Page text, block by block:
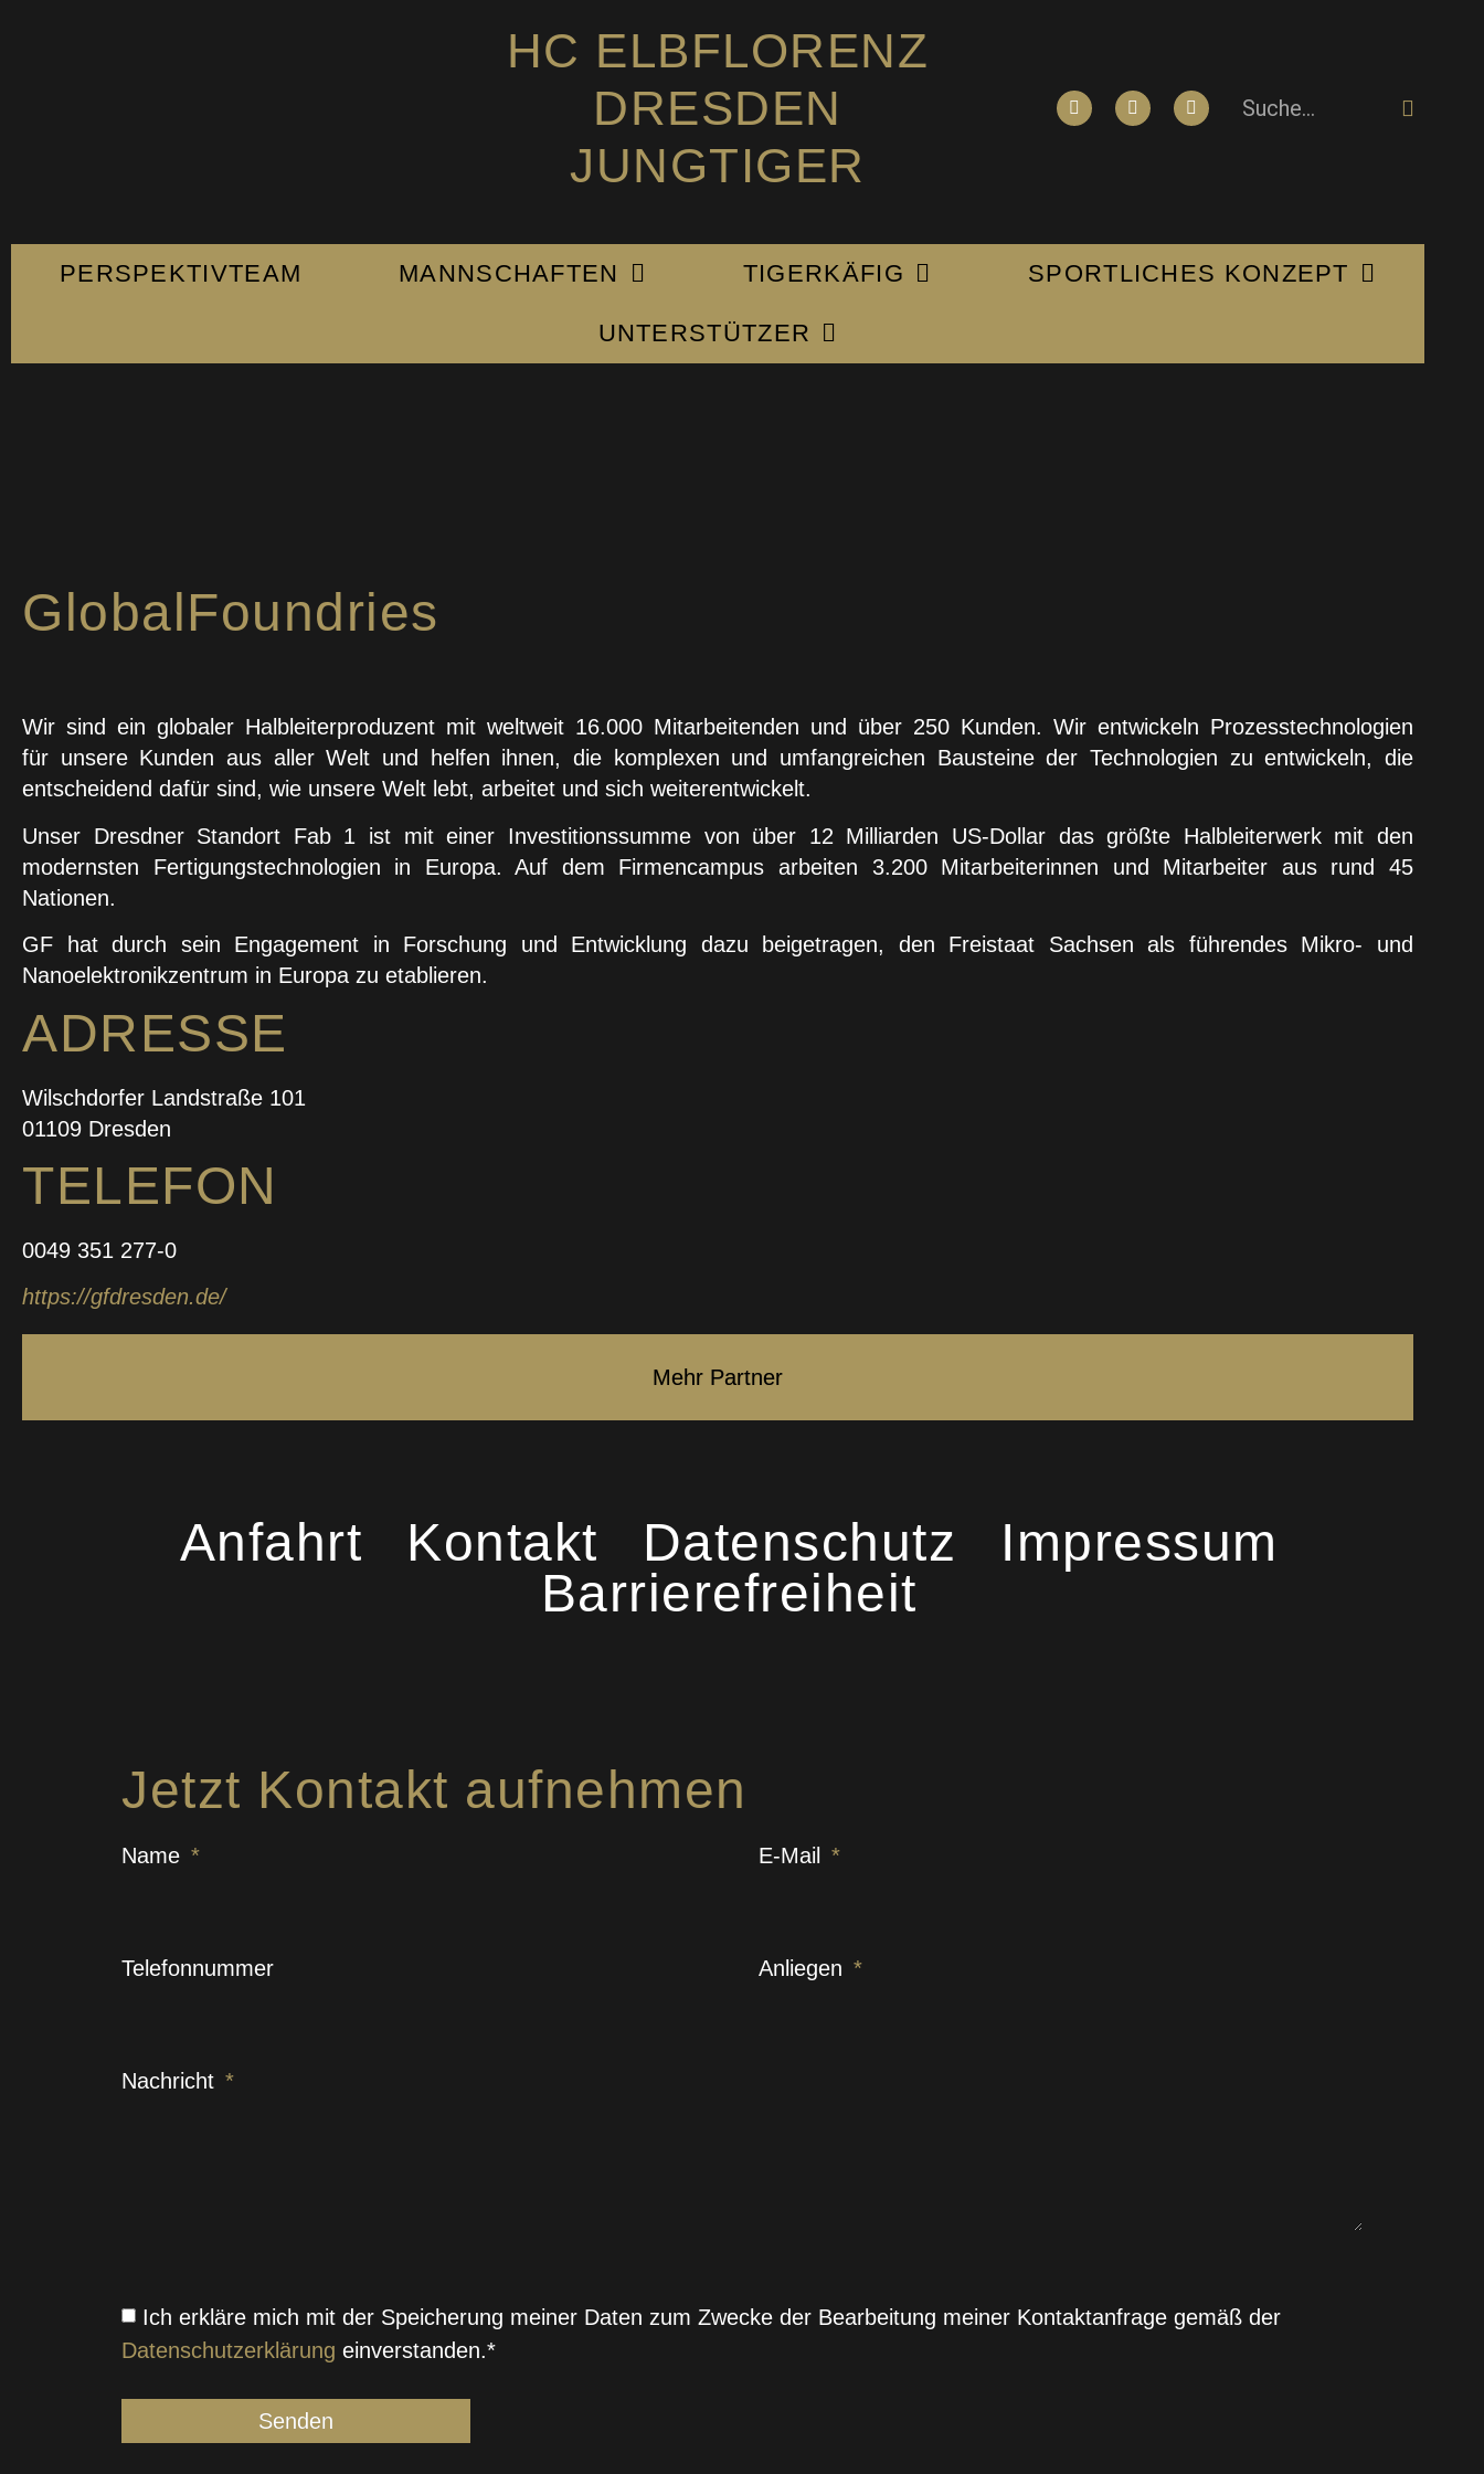
HC ELBFLORENZ
DRESDEN
JUNGTIGER
PERSPEKTIVTEAM MANNSCHAFTEN TIGERKÄFIG SPORTLICHES KONZEPT
UNTERSTÜTZER
GlobalFoundries
Wir sind ein globaler Halbleiterproduzent mit weltweit 16.000 Mitarbeitenden und über 250 Kunden. Wir entwickeln Prozesstechnologien
für unsere Kunden aus aller Welt und helfen ihnen, die komplexen und umfangreichen Bausteine der Technologien zu entwickeln, die
entscheidend dafür sind, wie unsere Welt lebt, arbeitet und sich weiterentwickelt.
Unser Dresdner Standort Fab 1 ist mit einer Investitionssumme von über 12 Milliarden US-Dollar das größte Halbleiterwerk mit den
modernsten Fertigungstechnologien in Europa. Auf dem Firmencampus arbeiten 3.200 Mitarbeiterinnen und Mitarbeiter aus rund 45
Nationen.
GF hat durch sein Engagement in Forschung und Entwicklung dazu beigetragen, den Freistaat Sachsen als führendes Mikro- und
Nanoelektronikzentrum in Europa zu etablieren.
ADRESSE
Wilschdorfer Landstraße 101
01109 Dresden
TELEFON
0049 351 277-0
https://gfdresden.de/
Mehr Partner
Anfahrt Kontakt Datenschutz
Impressum
Barrierefreiheit
Jetzt Kontakt aufnehmen
Name E-Mail
Telefonnummer Anliegen
Nachricht
Ich erkläre mich mit der Speicherung meiner Daten zum Zwecke der Bearbeitung meiner Kontaktanfrage gemäß der
Datenschutzerklärung einverstanden.*
Senden